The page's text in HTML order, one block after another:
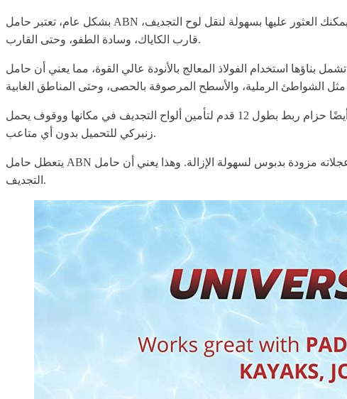
بشكل عام، تعتبر حامل ABN عالمي شاحنة دراجة لوح التجديف بوزن 1.8 رطل، وتقيس 22 بوصة × 9.2 بوصة × 13 بوصة. إنها واحدة من الخيارات الأكثر عملية التي يمكنك العثور عليها بسهولة لنقل لوح التجديف،
قارب الكاياك، وسادة الطفو، وحتى القارب.
تشمل بناؤها استخدام الفولاذ المعالج بالأنودة عالي القوة، مما يعني أن حامل ABN العالمي يتمتع بمتانة عالية وقوة كافية لدعم وزن يصل إلى 200 رطل. مزود بعجلات سهلة التضخيم بحجم 9.5 بوصات، هذا
تكون هذه الشاحنة عادةً مغطاة بوسادات فوم مبالغ فيها للمساعدة في حماية قاربك المائي من الخدوش والكسور. تصميمه يتضمن أيضًا حزام ربط بطول 12 قدم لتأمين ألواح التجديف في مكانها ووقوف يحمل
زنبركي للتحميل بدون أي متاعب.
يتعطل حامل ABN العالمي بسهولة ليكمل تصميمه المدمج، وتأتي عجلاته مزودة بدبوس لسهولة الإزالة. وهذا يعني أن حامل ABN العالمي يمكن تخزينه ونقله بسهولة إما في حقيبة ظهر كبيرة أو في قاربك أثناء
التجديف.